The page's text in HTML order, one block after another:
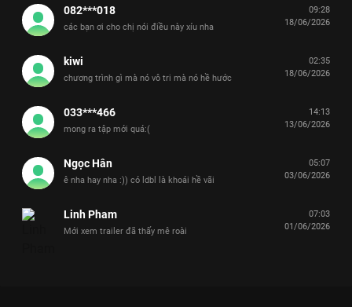
082***018
các bạn ơi cho chị nói điều này xíu nha
09:28
18/06/2026
kiwi
chương trình gì mà nó vô tri mà nó hề hước
02:35
18/06/2026
033***466
mong ra tập mới quá:(
14:13
13/06/2026
Ngọc Hân
ê nha hay nha :)) có ldbl là khoái hề vãi
05:07
03/06/2026
Linh Pham
Mới xem trailer đã thấy mê roài
07:03
01/06/2026